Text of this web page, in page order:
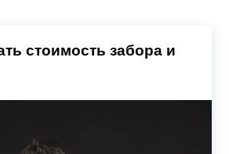
стоимость забора и